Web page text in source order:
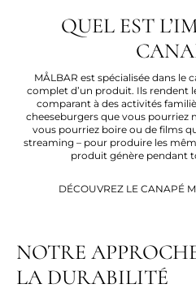
QUEL EST
MÅLBAR est spécialisée dans le
complet d’un produit. Ils rendent
comparant à des activités
cheeseburgers que vous pourriez
vous pourriez boire ou de films
streaming – pour produire les
produit génère pendant
DÉCOUVREZ LE CANAPÉ
NOTRE
LA DURABILITÉ